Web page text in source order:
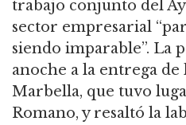
trabajo conjunto del
sector empresarial
siendo imparable”. La
anoche a la entrega
Marbella, que tuvo
Romano, y resaltó la